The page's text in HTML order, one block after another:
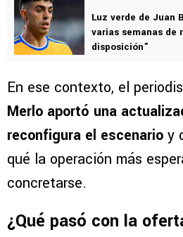
Luz verde de Juan
varias semanas de
disposición”
En ese contexto, el
Merlo aportó una
reconfigura el escenario y
qué la operación más
concretarse.
¿Qué pasó con la